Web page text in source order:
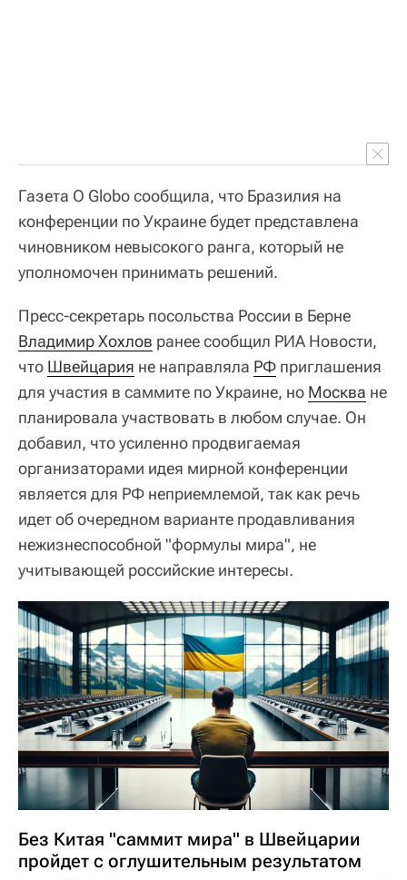
Газета O Globo сообщила, что Бразилия на
конференции по Украине будет представлена
чиновником невысокого ранга, который не
уполномочен принимать решений.
Пресс-секретарь посольства России в Берне
Владимир Хохлов ранее сообщил РИА Новости,
что Швейцария не направляла РФ приглашения
для участия в саммите по Украине, но Москва не
планировала участвовать в любом случае. Он
добавил, что усиленно продвигаемая
организаторами идея мирной конференции
является для РФ неприемлемой, так как речь
идет об очередном варианте продавливания
нежизнеспособной "формулы мира", не
учитывающей российские интересы.
Без Китая "саммит мира" в Швейцарии
пройдет с оглушительным результатом